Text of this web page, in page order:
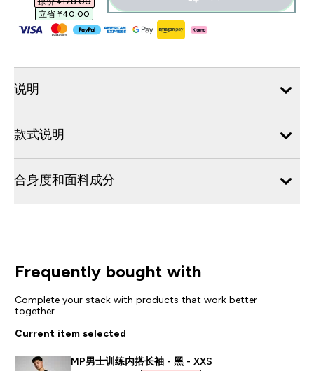
立省 ¥40.00‎
说明
款式说明
合身度和面料成分
Frequently bought with
Complete your stack with products that work better
together
Current item selected
MP男士训练内搭长袖 - 黑 - XXS